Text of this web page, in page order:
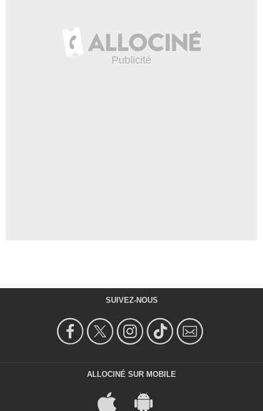
SUIVEZ-NOUS
ALLOCINÉ SUR MOBILE